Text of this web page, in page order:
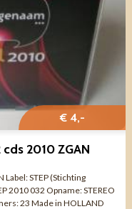
€ 4,-
2010 ZGAN
STEP (Stichting
2010 032 Opname: STEREO
23 Made in HOLLAND